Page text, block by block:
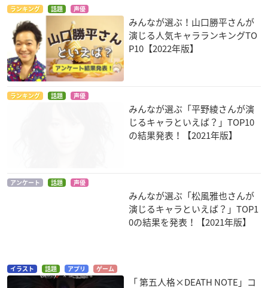
ランキング 話題 声優
みんなが選ぶ！山口勝平さんが
演じる人気キャラランキングTO
P10【2022年版】
ランキング 話題 声優
みんなが選ぶ「平野綾さんが演
じるキャラといえば？」TOP10
の結果発表！【2021年版】
アンケート 話題 声優
みんなが選ぶ「松風雅也さんが
演じるキャラといえば？」TOP1
0の結果を発表！【2021年版】
イラスト 話題 アプリ ゲーム
「 第五人格×DEATH NOTE」コ